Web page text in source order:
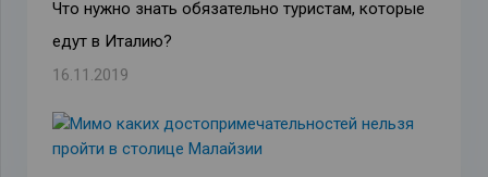
Что нужно знать обязательно туристам, которые
едут в Италию?
16.11.2019